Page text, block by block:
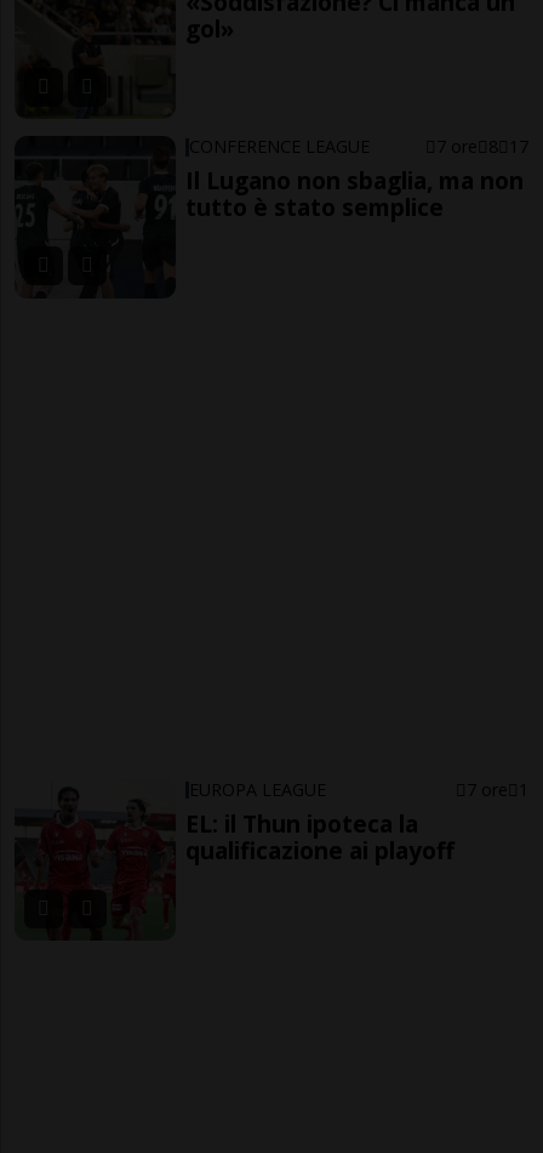
gol»
CONFERENCE LEAGUE 7 ore 8 17
Il Lugano non sbaglia, ma non
tutto è stato semplice
EUROPA LEAGUE 7 ore 1
EL: il Thun ipoteca la
qualificazione ai playoff